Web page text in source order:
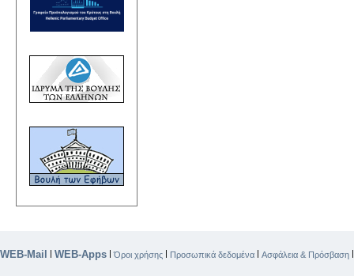
WEB-Mail WEB-Apps |Όροι χρήσης Προσωπικά δεδομένα Ασφάλεια & Πρόσβαση